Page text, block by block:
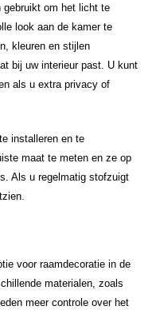
gebruikt om het licht te
look aan de kamer te
kleuren en stijlen
bij uw interieur past. U kunt
als u extra privacy of
installeren en te
maat te meten en ze op
Als u regelmatig stofzuigt
voor raamdecoratie in de
materialen, zoals
meer controle over het